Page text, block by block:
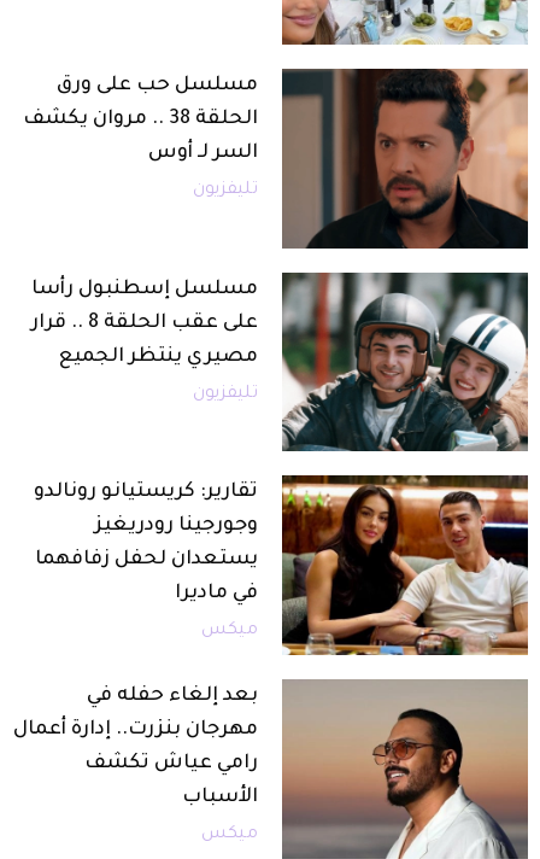
مسلسل حب على ورق
الحلقة 38 .. مروان يكشف
السر لـ أوس
تليفزيون
مسلسل إسطنبول رأسا
على عقب الحلقة 8 .. قرار
مصيري ينتظر الجميع
تليفزيون
تقارير: كريستيانو رونالدو
وجورجينا رودريغيز
يستعدان لحفل زفافهما
في ماديرا
ميكس
بعد إلغاء حفله في
مهرجان بنزرت.. إدارة أعمال
رامي عياش تكشف
الأسباب
ميكس